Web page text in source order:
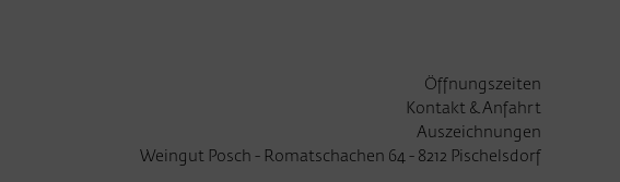
Öffnungszeiten
Kontakt & Anfahrt
Auszeichnungen
Weingut Posch - Romatschachen 64 - 8212 Pischelsdorf